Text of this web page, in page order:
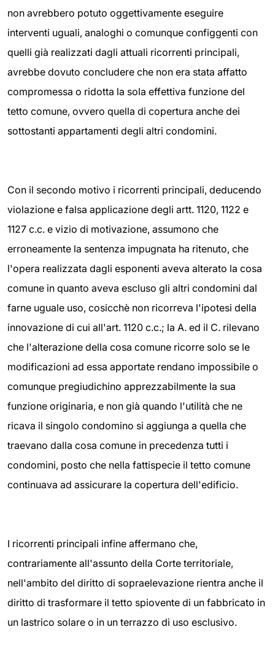
non avrebbero potuto oggettivamente eseguire
interventi uguali, analoghi o comunque configgenti con
quelli già realizzati dagli attuali ricorrenti principali,
avrebbe dovuto concludere che non era stata affatto
compromessa o ridotta la sola effettiva funzione del
tetto comune, ovvero quella di copertura anche dei
sottostanti appartamenti degli altri condomini.
Con il secondo motivo i ricorrenti principali, deducendo
violazione e falsa applicazione degli artt. 1120, 1122 e
1127 c.c. e vizio di motivazione, assumono che
erroneamente la sentenza impugnata ha ritenuto, che
l'opera realizzata dagli esponenti aveva alterato la cosa
comune in quanto aveva escluso gli altri condomini dal
farne uguale uso, cosicchè non ricorreva l'ipotesi della
innovazione di cui all'art. 1120 c.c.; la A. ed il C. rilevano
che l'alterazione della cosa comune ricorre solo se le
modificazioni ad essa apportate rendano impossibile o
comunque pregiudichino apprezzabilmente la sua
funzione originaria, e non già quando l'utilità che ne
ricava il singolo condomino si aggiunga a quella che
traevano dalla cosa comune in precedenza tutti i
condomini, posto che nella fattispecie il tetto comune
continuava ad assicurare la copertura dell'edificio.
I ricorrenti principali infine affermano che,
contrariamente all'assunto della Corte territoriale,
nell'ambito del diritto di sopraelevazione rientra anche il
diritto di trasformare il tetto spiovente di un fabbricato in
un lastrico solare o in un terrazzo di uso esclusivo.